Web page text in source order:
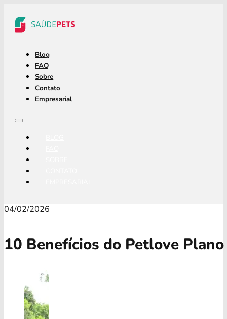
Blog
FAQ
Sobre
Contato
Empresarial
04/02/2026
10 Benefícios do Petlove